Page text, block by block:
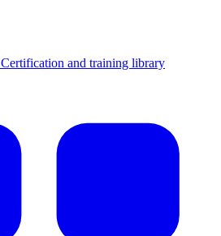
Certification and training library